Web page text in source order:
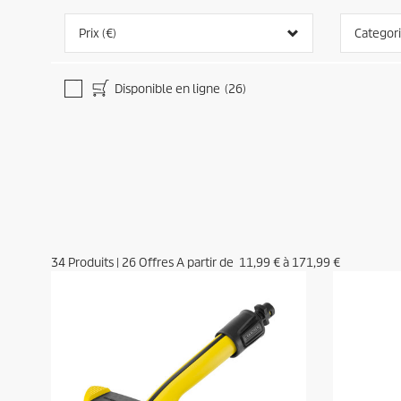
Prix (€)
Disponible en ligne (26)
34 Produits | 26Offres A partir de 11,99 €à 171,99 €